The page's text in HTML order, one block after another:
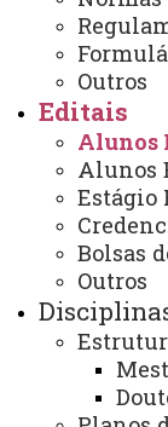
Outros
Editais
Alunos
Alunos
Estágio
Bolsas
Outros
EDITAL Nº
regulares do
nível de
e Sociedade,
Estudos.
2024
ACESSOS: